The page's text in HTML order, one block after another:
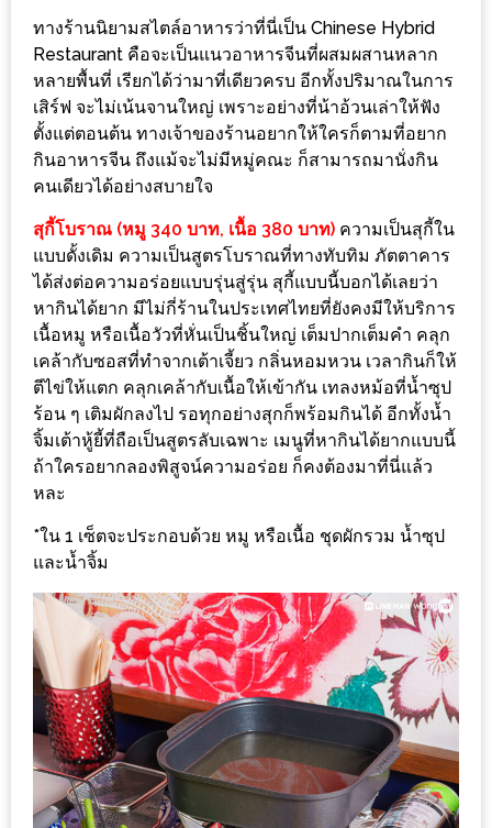
เดียว
ทั้ง
ช้อป
กิน
เที่ยว
โปร
โม
ชั่น
สำหรับ
คน
รัก
บ้าน
มากมาย
NEW
FACEBOOK
TIMELINE
POLICY
OKTOBERFEST
ครั้ง
ทางร้านนิยามสไตล์อาหารว่าที่นี่เป็น Chinese Hybrid
Restaurant คือจะเป็นแนวอาหารจีนที่ผสมผสานหลาก
หลายพื้นที่ เรียกได้ว่ามาที่เดียวครบ อีกทั้งปริมาณในการ
เสิร์ฟ จะไม่เน้นจานใหญ่ เพราะอย่างที่น้าอ้วนเล่าให้ฟัง
ตั้งแต่ตอนต้น ทางเจ้าของร้านอยากให้ใครก็ตามที่อยาก
กินอาหารจีน ถึงแม้จะไม่มีหมู่คณะ ก็สามารถมานั่งกิน
คนเดียวได้อย่างสบายใจ
สุกี้โบราณ (หมู 340 บาท, เนื้อ 380 บาท) ความเป็นสุกี้ใน
แบบดั้งเดิม ความเป็นสูตรโบราณที่ทางทับทิม ภัตตาคาร
ได้ส่งต่อความอร่อยแบบรุ่นสู่รุ่น สุกี้แบบนี้บอกได้เลยว่า
หากินได้ยาก มีไม่กี่ร้านในประเทศไทยที่ยังคงมีให้บริการ
เนื้อหมู หรือเนื้อวัวที่หั่นเป็นชิ้นใหญ่ เต็มปากเต็มคำ คลุก
เคล้ากับซอสที่ทำจากเต้าเจี้ยว กลิ่นหอมหวน เวลากินก็ให้
ตีไข่ให้แตก คลุกเคล้ากับเนื้อให้เข้ากัน เทลงหม้อที่น้ำซุป
ร้อน ๆ เติมผักลงไป รอทุกอย่างสุกก็พร้อมกินได้ อีกทั้งน้ำ
จิ้มเต้าหู้ยี้ที่ถือเป็นสูตรลับเฉพาะ เมนูที่หากินได้ยากแบบนี้
ถ้าใครอยากลองพิสูจน์ความอร่อย ก็คงต้องมาที่นี่แล้ว
หละ
*ใน 1 เซ็ตจะประกอบด้วย หมู หรือเนื้อ ชุดผักรวม น้ำซุป
และน้ำจิ้ม